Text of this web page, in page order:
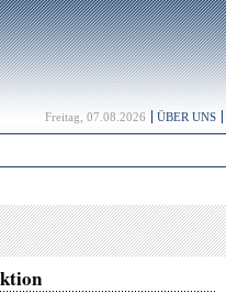
Freitag, 07.08.2026 ÜBER UNS